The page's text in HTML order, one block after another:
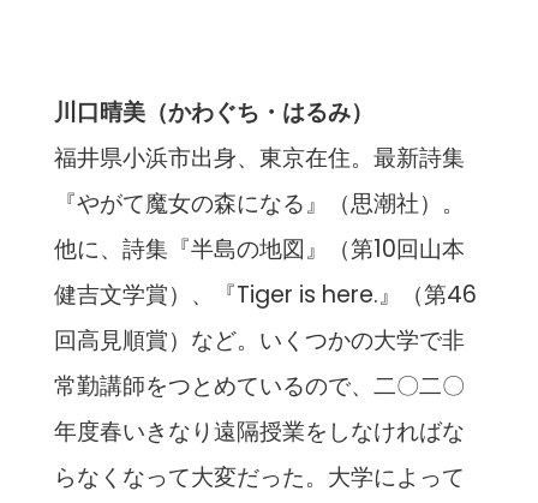
川口晴美（かわぐち・はるみ）
福井県小浜市出身、東京在住。最新詩集
『やがて魔女の森になる』（思潮社）。
他に、詩集『半島の地図』（第10回山本
健吉文学賞）、『Tiger is here.』（第46
回高見順賞）など。いくつかの大学で非
常勤講師をつとめているので、二〇二〇
年度春いきなり遠隔授業をしなければな
らなくなって大変だった。大学によって